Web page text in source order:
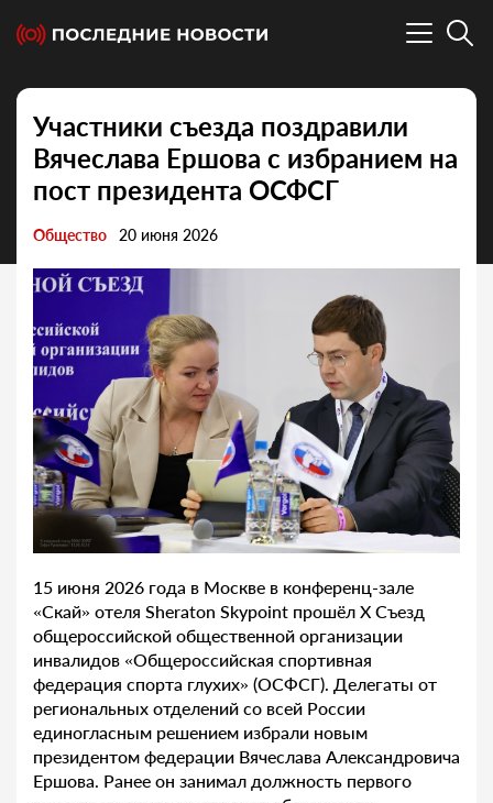
Участники съезда поздравили
Вячеслава Ершова с избранием на
пост президента ОСФСГ
Общество 20 июня 2026
15 июня 2026 года в Москве в конференц-зале
«Скай» отеля Sheraton Skypoint прошёл X Съезд
общероссийской общественной организации
инвалидов «Общероссийская спортивная
федерация спорта глухих» (ОСФСГ). Делегаты от
региональных отделений со всей России
единогласным решением избрали новым
президентом федерации Вячеслава Александровича
Ершова. Ранее он занимал должность первого